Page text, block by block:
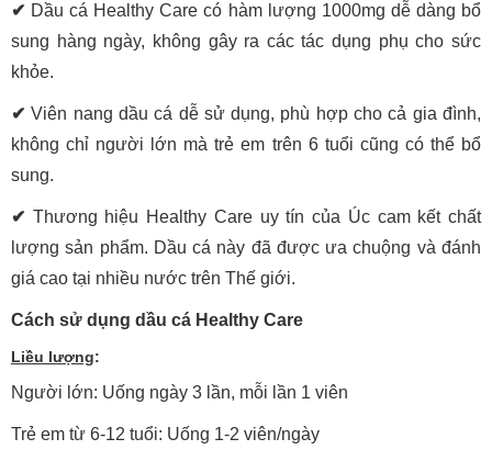
✔ Dầu cá Healthy Care có hàm lượng 1000mg dễ dàng bổ
sung hàng ngày, không gây ra các tác dụng phụ cho sức
khỏe.
✔Viên nang dầu cá dễ sử dụng, phù hợp cho cả gia đình,
không chỉ người lớn mà trẻ em trên 6 tuổi cũng có thể bổ
sung.
✔ Thương hiệu Healthy Care uy tín của Úc cam kết chất
lượng sản phẩm. Dầu cá này đã được ưa chuộng và đánh
giá cao tại nhiều nước trên Thế giới.
Cách sử dụng dầu cá Healthy Care
Liều lượng:
Người lớn: Uống ngày 3 lần, mỗi lần 1 viên
Trẻ em từ 6-12 tuổi: Uống 1-2 viên/ngày